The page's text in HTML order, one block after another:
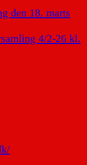
den 18. marts
4/2-26 kl.